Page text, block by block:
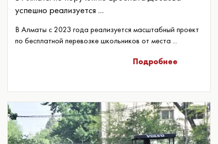
успешно реализуется ...
В Алматы с 2023 года реализуется масштабный проект
по бесплатной перевозке школьников от места ...
Подробнее